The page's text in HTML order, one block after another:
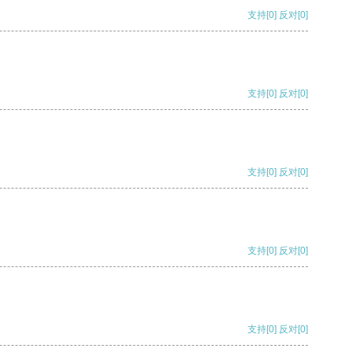
支持[0] 反对[0]
支持[0] 反对[0]
支持[0] 反对[0]
支持[0] 反对[0]
支持[0] 反对[0]